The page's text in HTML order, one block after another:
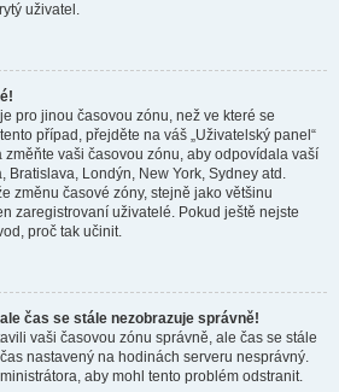
uživatel.
pro jinou časovou zónu, než ve které se
případ, přejděte na váš „Uživatelský panel“
změňte vaši časovou zónu, aby odpovídala vaší
Bratislava, Londýn, New York, Sydney atd.
změnu časové zóny, stejně jako většinu
zaregistrovaní uživatelé. Pokud ještě nejste
proč tak učinit.
čas se stále nezobrazuje správně!
vaši časovou zónu správně, ale čas se stále
nastavený na hodinách serveru nesprávný.
aby mohl tento problém odstranit.